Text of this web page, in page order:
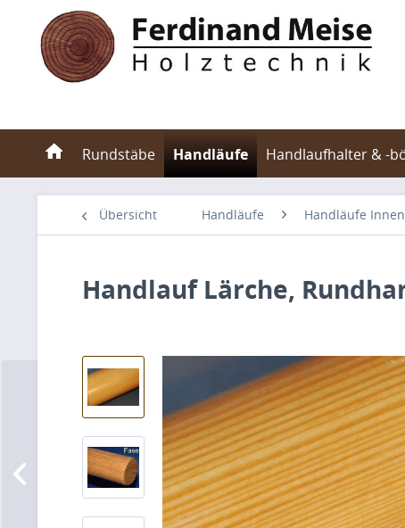
Rundstäbe Handläufe Handlaufhalter & -
Übersicht Handläufe Handläufe
Handlauf Lärche,